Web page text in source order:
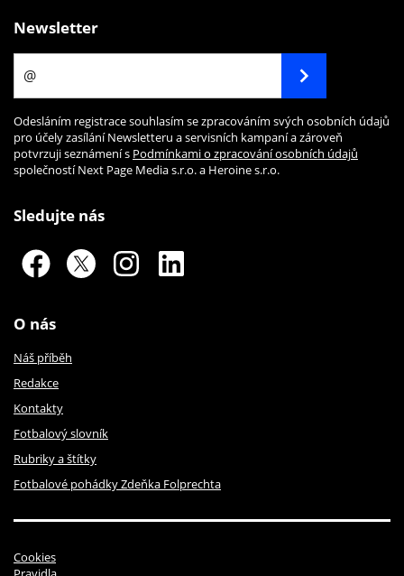
Newsletter
Odesláním registrace souhlasím se zpracováním svých osobních údajů
pro účely zasílání Newsletteru a servisních kampaní a zároveň
potvrzuji seznámení s Podmínkami o zpracování osobních údajů
společností Next Page Media s.r.o. a Heroine s.r.o.
Sledujte nás
O nás
Náš příběh
Redakce
Kontakty
Fotbalový slovník
Rubriky a štítky
Fotbalové pohádky Zdeňka Folprechta
Cookies